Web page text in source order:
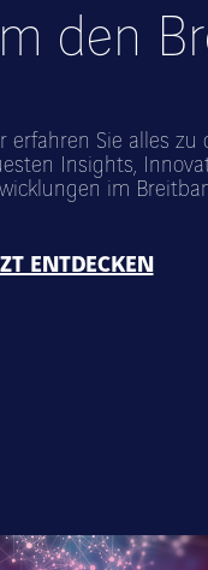
den
erfahren Sie alles zu
Insights,
im
ENTDECKEN